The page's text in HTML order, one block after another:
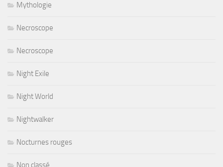
Mythologie
Necroscope
Necroscope
Night Exile
Night World
Nightwalker
Nocturnes rouges
Non classé